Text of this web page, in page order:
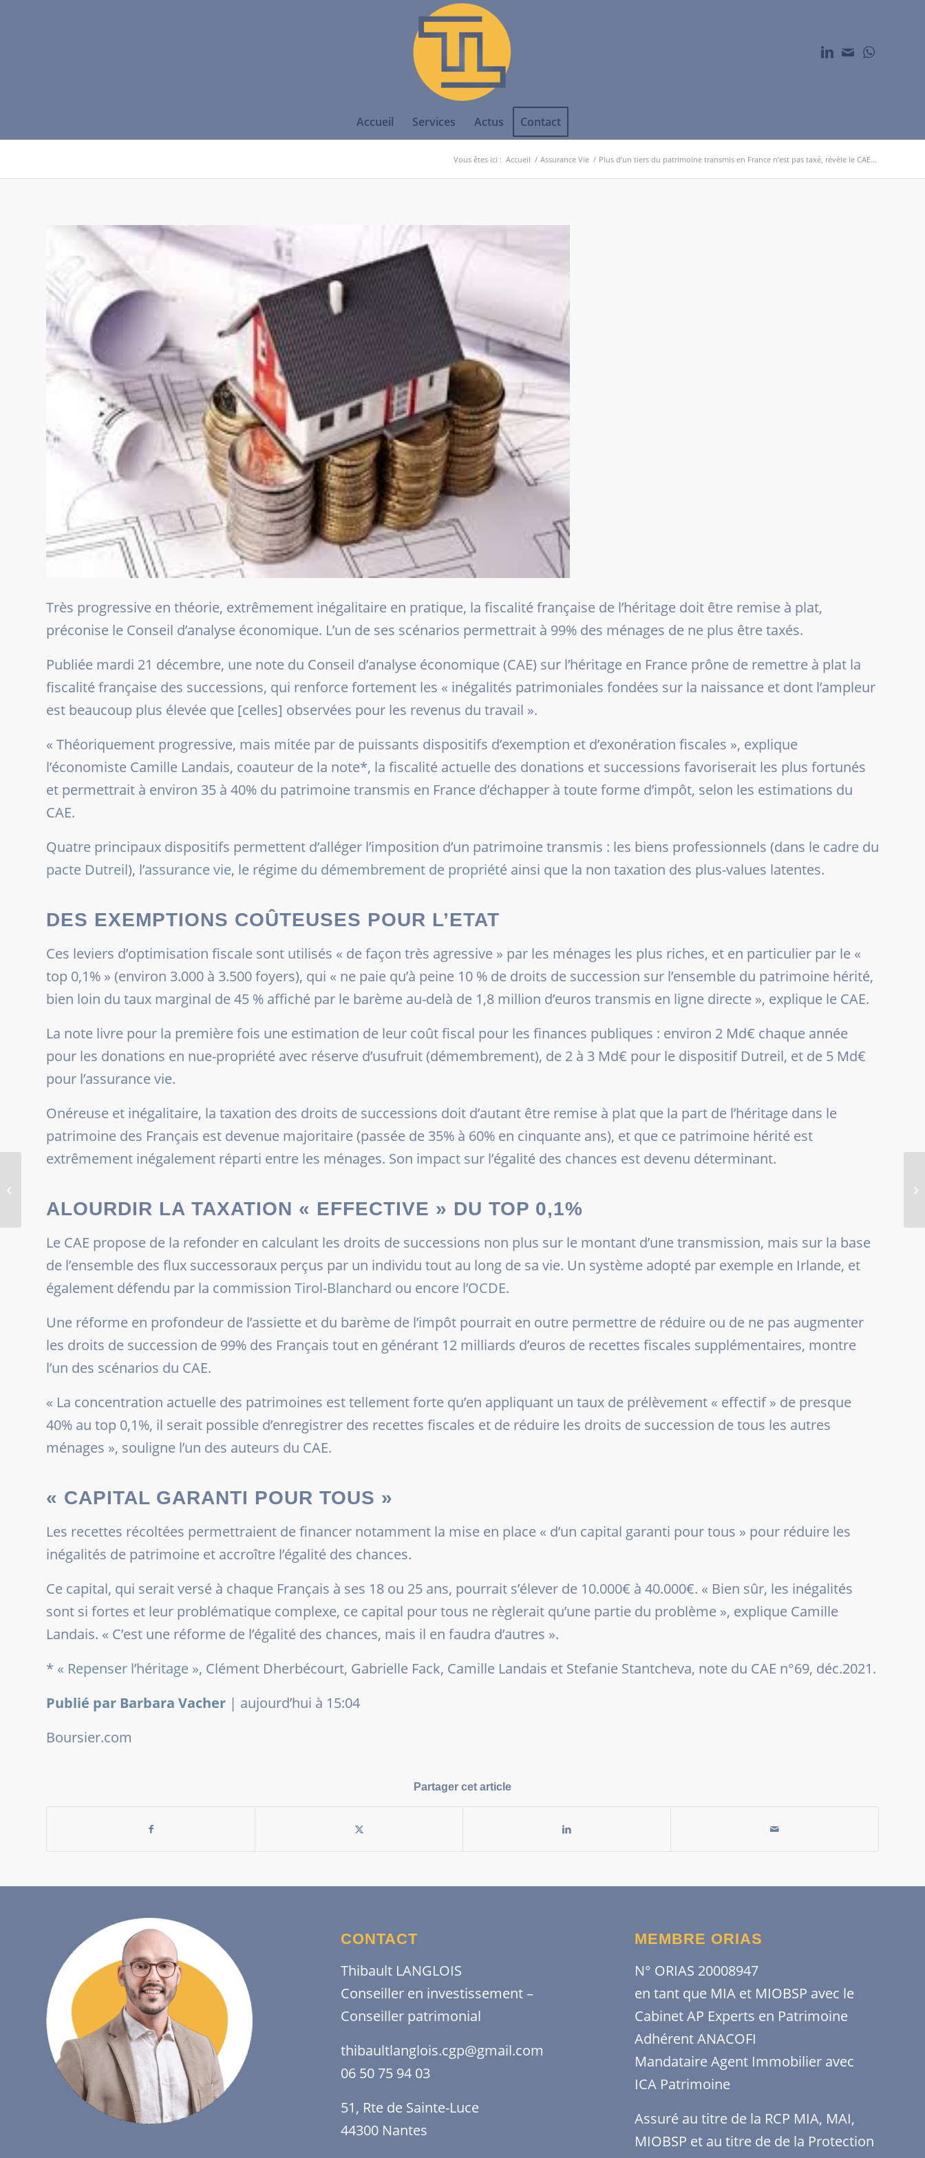
Accueil Services Actus Contact
Vous êtes ici : Accueil / Assurance Vie / Plus d’un tiers du patrimoine transmis en France n’est pas taxé, révèle le CAE...
Très progressive en théorie, extrêmement inégalitaire en pratique, la fiscalité française de l’héritage doit être remise à plat,
préconise le Conseil d’analyse économique. L’un de ses scénarios permettrait à 99% des ménages de ne plus être taxés.
Publiée mardi 21 décembre, une note du Conseil d’analyse économique (CAE) sur l’héritage en France prône de remettre à plat la
fiscalité française des successions, qui renforce fortement les « inégalités patrimoniales fondées sur la naissance et dont l’ampleur
est beaucoup plus élevée que [celles] observées pour les revenus du travail ».
« Théoriquement progressive, mais mitée par de puissants dispositifs d’exemption et d’exonération fiscales », explique
l’économiste Camille Landais, coauteur de la note*, la fiscalité actuelle des donations et successions favoriserait les plus fortunés
et permettrait à environ 35 à 40% du patrimoine transmis en France d’échapper à toute forme d’impôt, selon les estimations du
CAE.
Quatre principaux dispositifs permettent d’alléger l’imposition d’un patrimoine transmis : les biens professionnels (dans le cadre du
pacte Dutreil), l’assurance vie, le régime du démembrement de propriété ainsi que la non taxation des plus-values latentes.
DES EXEMPTIONS COÛTEUSES POUR L’ETAT
Ces leviers d’optimisation fiscale sont utilisés « de façon très agressive » par les ménages les plus riches, et en particulier par le «
top 0,1% » (environ 3.000 à 3.500 foyers), qui « ne paie qu’à peine 10 % de droits de succession sur l’ensemble du patrimoine hérité,
bien loin du taux marginal de 45 % affiché par le barème au-delà de 1,8 million d’euros transmis en ligne directe », explique le CAE.
La note livre pour la première fois une estimation de leur coût fiscal pour les finances publiques : environ 2 Md€ chaque année
pour les donations en nue-propriété avec réserve d’usufruit (démembrement), de 2 à 3 Md€ pour le dispositif Dutreil, et de 5 Md€
pour l’assurance vie.
Onéreuse et inégalitaire, la taxation des droits de successions doit d’autant être remise à plat que la part de l’héritage dans le
patrimoine des Français est devenue majoritaire (passée de 35% à 60% en cinquante ans), et que ce patrimoine hérité est
extrêmement inégalement réparti entre les ménages. Son impact sur l’égalité des chances est devenu déterminant.
ALOURDIR LA TAXATION « EFFECTIVE » DU TOP 0,1%
Le CAE propose de la refonder en calculant les droits de successions non plus sur le montant d’une transmission, mais sur la base
de l’ensemble des flux successoraux perçus par un individu tout au long de sa vie. Un système adopté par exemple en Irlande, et
également défendu par la commission Tirol-Blanchard ou encore l’OCDE.
Une réforme en profondeur de l’assiette et du barème de l’impôt pourrait en outre permettre de réduire ou de ne pas augmenter
les droits de succession de 99% des Français tout en générant 12 milliards d’euros de recettes fiscales supplémentaires, montre
l’un des scénarios du CAE.
« La concentration actuelle des patrimoines est tellement forte qu’en appliquant un taux de prélèvement « effectif » de presque
40% au top 0,1%, il serait possible d’enregistrer des recettes fiscales et de réduire les droits de succession de tous les autres
ménages », souligne l’un des auteurs du CAE.
« CAPITAL GARANTI POUR TOUS »
Les recettes récoltées permettraient de financer notamment la mise en place « d’un capital garanti pour tous » pour réduire les
inégalités de patrimoine et accroître l’égalité des chances.
Ce capital, qui serait versé à chaque Français à ses 18 ou 25 ans, pourrait s’élever de 10.000€ à 40.000€. « Bien sûr, les inégalités
sont si fortes et leur problématique complexe, ce capital pour tous ne règlerait qu’une partie du problème », explique Camille
Landais. « C’est une réforme de l’égalité des chances, mais il en faudra d’autres ».
* « Repenser l’héritage », Clément Dherbécourt, Gabrielle Fack, Camille Landais et Stefanie Stantcheva, note du CAE n°69, déc.2021.
Publié par Barbara Vacher | aujourd’hui à 15:04
Boursier.com
Partager cet article
CONTACT
Thibault LANGLOIS
Conseiller en investissement –
Conseiller patrimonial
thibaultlanglois.cgp@gmail.com
06 50 75 94 03
51, Rte de Sainte-Luce
44300 Nantes
MEMBRE ORIAS
N° ORIAS 20008947
en tant que MIA et MIOBSP avec le
Cabinet AP Experts en Patrimoine
Adhérent ANACOFI
Mandataire Agent Immobilier avec
ICA Patrimoine
Assuré au titre de la RCP MIA, MAI,
MIOBSP et au titre de de la Protection
janvier 2022